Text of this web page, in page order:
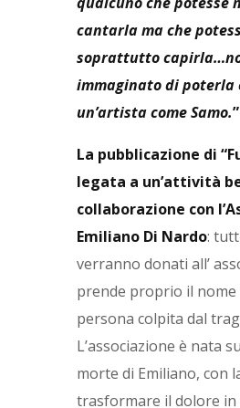
cantarla ma che
soprattutto
immaginato di poterla
un’artista come Samo.”
La pubblicazione di
legata a un’attività
collaborazione con
Emiliano Di Nardo:
verranno donati all’
prende proprio il nome
persona colpita dal
L’associazione è nata
morte di Emiliano, con
trasformare il dolore in